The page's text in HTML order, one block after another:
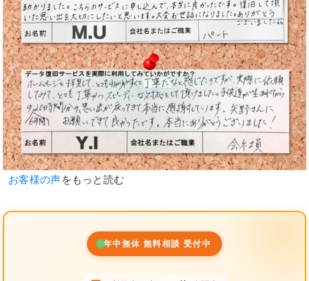
お客様の声をもっと読む
年中無休 無料相談 受付中